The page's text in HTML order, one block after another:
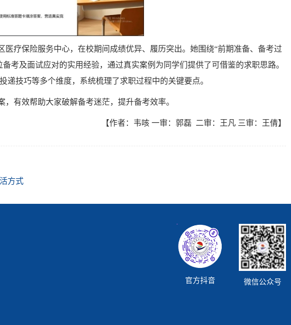
疗保险服务中心，在校期间成绩优异、履历突出。她围绕“前期准备、备考过
考及面试应对的实用经验，通过真实案例为同学们提供了可借鉴的求职思路。
技巧等多个维度，系统梳理了求职过程中的关键要点。
有效帮助大家破解备考迷茫，提升备考效率。
【作者：韦咳 一审：郭磊 二审：王凡 三审：王倩】
方式
官方抖音 微信公众号